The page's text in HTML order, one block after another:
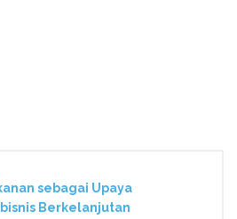
sebagai Upaya
Berkelanjutan